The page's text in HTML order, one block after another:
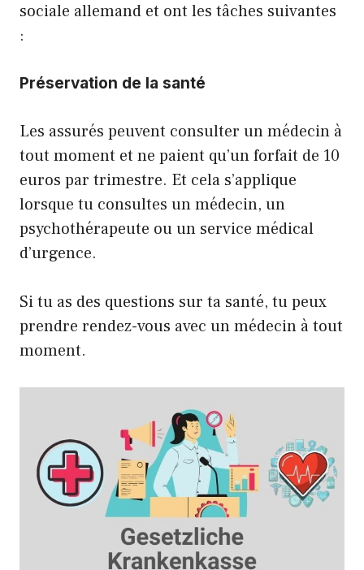
sociale allemand et ont les tâches suivantes
:
Préservation de la santé
Les assurés peuvent consulter un médecin à
tout moment et ne paient qu’un forfait de 10
euros par trimestre. Et cela s’applique
lorsque tu consultes un médecin, un
psychothérapeute ou un service médical
d’urgence.
Si tu as des questions sur ta santé, tu peux
prendre rendez-vous avec un médecin à tout
moment.